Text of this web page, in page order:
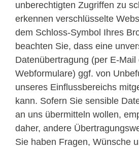
unberechtigten Zugriffen zu
erkennen verschlüsselte
dem Schloss-Symbol Ihres
beachten Sie, dass eine
Datenübertragung (per E-
Webformulare) ggf. von
unseres Einflussbereichs
kann. Sofern Sie sensible
an uns übermitteln wollen,
daher, andere
Sie haben Fragen, Wünsche